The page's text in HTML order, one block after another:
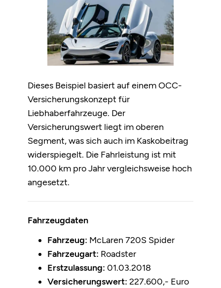
Dieses Beispiel basiert auf einem OCC-
Versicherungskonzept für
Liebhaberfahrzeuge. Der
Versicherungswert liegt im oberen
Segment, was sich auch im Kaskobeitrag
widerspiegelt. Die Fahrleistung ist mit
10.000 km pro Jahr vergleichsweise hoch
angesetzt.
Fahrzeugdaten
Fahrzeug: McLaren 720S Spider
Fahrzeugart: Roadster
Erstzulassung: 01.03.2018
Versicherungswert: 227.600,- Euro